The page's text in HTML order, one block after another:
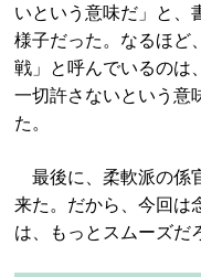
いという意味だ」と、
様子だった。なるほど
戦」と呼んでいるのは
一切許さないという意
た。
最後に、柔軟派の係
来た。だから、今回は
は、もっとスムーズだ